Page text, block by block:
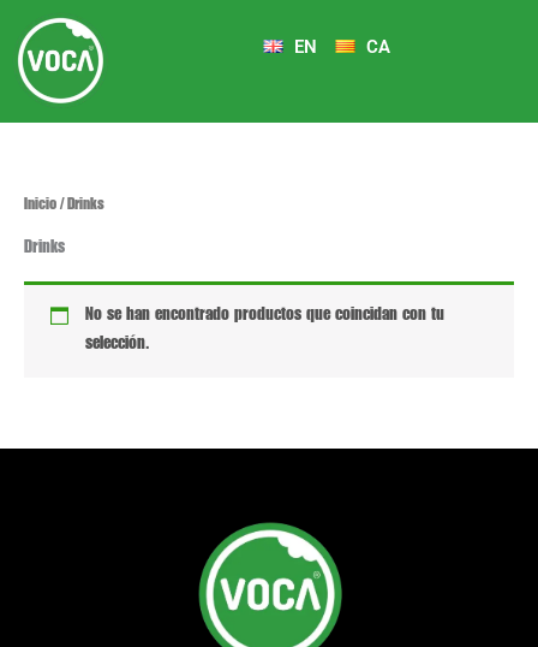
contenido
EN CA
Inicio / Drinks
Drinks
No se han encontrado productos que coincidan con tu
selección.